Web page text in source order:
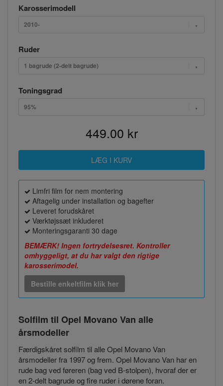
Karosserimodell
2010-
Ruder
1 bagrude (2-delt bagrude)
Toningsgrad
95%
449.00 kr
Limfri film for nem montering
Aftagelig under installation og bagefter
Leveret forudskåret
Værktøjssæt inkluderet
Monteringsgaranti 30 dage
BEMÆRK! Ingen fortrydelsesret. Kontroller
omhyggeligt, at du har valgt den rigtige
karosserimodel.
Bestille enkeltfilm klik her
Solfilm til Opel Movano Van alle
årsmodeller
Færdigskåret solfilm til alle Opel Movano Van
årsmodeller fra 1997 og frem. Opel Movano Van har en
rude bag ved føreren (bag ved B-stolpen), hvoraf der er
en 2-delt bagrude og fire ruder i dørene foran.